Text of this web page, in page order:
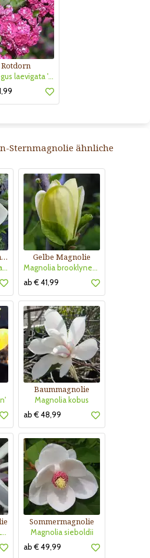
Rotdorn
Crataegus laevigata 'Pauls Scarlet'
Sternmagnolie ähnliche
Immergrüne Magnolie
Magnolia grandiflora 'Little Gem'
Gelbe Magnolie
Magnolia brooklynensis 'Yellow Bird'
ab € 41,99
Baummagnolie
Magnolia kobus
ab € 48,99
Magnolia loebneri 'Leonard Messel'
Sommermagnolie
Magnolia sieboldii
ab € 49,99